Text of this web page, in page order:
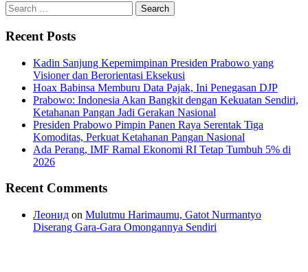
Search
for:
Recent Posts
Kadin Sanjung Kepemimpinan Presiden Prabowo yang
Visioner dan Berorientasi Eksekusi
Hoax Babinsa Memburu Data Pajak, Ini Penegasan DJP
Prabowo: Indonesia Akan Bangkit dengan Kekuatan Sendiri,
Ketahanan Pangan Jadi Gerakan Nasional
Presiden Prabowo Pimpin Panen Raya Serentak Tiga
Komoditas, Perkuat Ketahanan Pangan Nasional
Ada Perang, IMF Ramal Ekonomi RI Tetap Tumbuh 5% di
2026
Recent Comments
Леонид on Mulutmu Harimaumu, Gatot Nurmantyo
Diserang Gara-Gara Omongannya Sendiri